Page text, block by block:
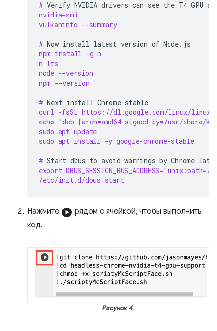
# Verify NVIDIA drivers can see the T4 GPU
nvidia-smi
vulkaninfo --summary
# Now install latest version of
npm install -g n
n lts
node --version
npm --version
# Next install Chrome
curl -fsSL https://dl.google.com/linux/
echo "deb [arch=amd64 signed-by=/usr/
sudo apt update
sudo apt install -y google-chrome-stable
# Start dbus to avoid warnings by Chrome
export
/etc/init.d/dbus start
Нажмите play_circle рядом с ячейкой, чтобы выполнить
код.
Рисунок 4.